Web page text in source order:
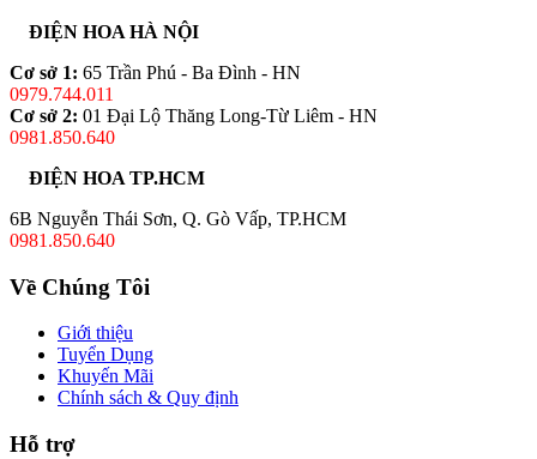
ĐIỆN HOA HÀ NỘI
Cơ sở 1: 65 Trần Phú - Ba Đình - HN
0979.744.011
Cơ sở 2: 01 Đại Lộ Thăng Long-Từ Liêm - HN
0981.850.640
ĐIỆN HOA TP.HCM
6B Nguyễn Thái Sơn, Q. Gò Vấp, TP.HCM
0981.850.640
Về Chúng Tôi
Giới thiệu
Tuyển Dụng
Khuyến Mãi
Chính sách & Quy định
Hỗ trợ